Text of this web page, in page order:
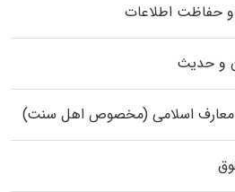
و حفاظت اطلاعات
و حدیث
معارف اسلامی (مخصوص اهل سنت)